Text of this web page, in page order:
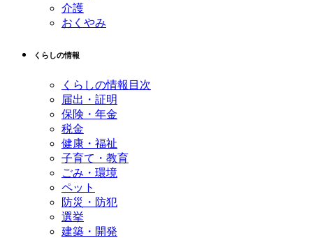
介護
おくやみ
くらしの情報
くらしの情報目次
届出・証明
保険・年金
税金
健康・福祉
子育て・教育
ごみ・環境
ペット
防災・防犯
選挙
建築・開発